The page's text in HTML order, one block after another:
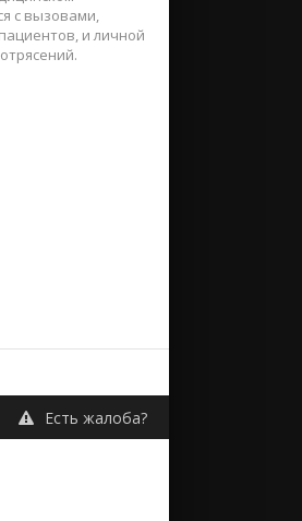
с вызовами,
и личной
Есть жалоба?